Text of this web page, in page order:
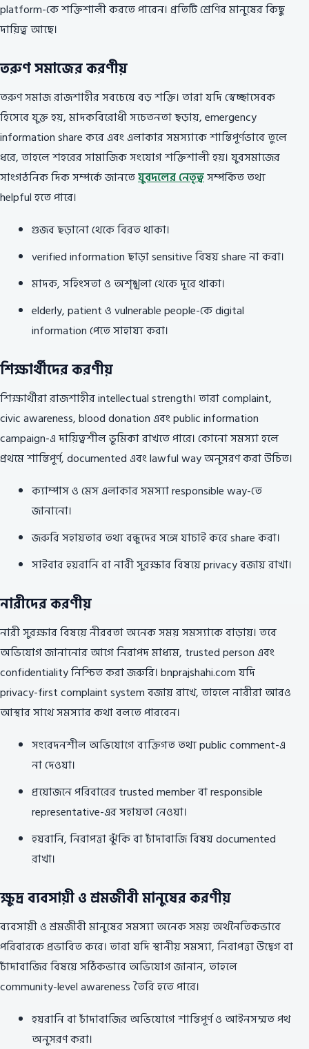
platform-কে শক্তিশালী করতে পারেন। প্রতিটি শ্রেণির মানুষের কিছু
দায়িত্ব আছে।
তরুণ সমাজের করণীয়
তরুণ সমাজ রাজশাহীর সবচেয়ে বড় শক্তি। তারা যদি স্বেচ্ছাসেবক
হিসেবে যুক্ত হয়, মাদকবিরোধী সচেতনতা ছড়ায়, emergency
information share করে এবং এলাকার সমস্যাকে শান্তিপূর্ণভাবে তুলে
ধরে, তাহলে শহরের সামাজিক সংযোগ শক্তিশালী হয়। যুবসমাজের
সাংগঠনিক দিক সম্পর্কে জানতেযুবদলের নেতৃত্বসম্পর্কিত তথ্য
helpful হতে পারে।
গুজব ছড়ানো থেকে বিরত থাকা।
verified information ছাড়া sensitive বিষয় share না করা।
মাদক, সহিংসতা ও অশৃঙ্খলা থেকে দূরে থাকা।
elderly, patient ও vulnerable people-কে digital
information পেতে সাহায্য করা।
শিক্ষার্থীদের করণীয়
শিক্ষার্থীরা রাজশাহীর intellectual strength। তারা complaint,
civic awareness, blood donation এবং public information
campaign-এ দায়িত্বশীল ভূমিকা রাখতে পারে। কোনো সমস্যা হলে
প্রথমে শান্তিপূর্ণ, documented এবং lawful way অনুসরণ করা উচিত।
ক্যাম্পাস ও মেস এলাকার সমস্যা responsible way-তে
জানানো।
জরুরি সহায়তার তথ্য বন্ধুদের সঙ্গে যাচাই করে share করা।
সাইবার হয়রানি বা নারী সুরক্ষার বিষয়ে privacy বজায় রাখা।
নারীদের করণীয়
নারী সুরক্ষার বিষয়ে নীরবতা অনেক সময় সমস্যাকে বাড়ায়। তবে
অভিযোগ জানানোর আগে নিরাপদ মাধ্যম, trusted person এবং
confidentiality নিশ্চিত করা জরুরি। bnprajshahi.com যদি
privacy-first complaint system বজায় রাখে, তাহলে নারীরা আরও
আস্থার সাথে সমস্যার কথা বলতে পারবেন।
সংবেদনশীল অভিযোগে ব্যক্তিগত তথ্য public comment-এ
না দেওয়া।
প্রয়োজনে পরিবারের trusted member বা responsible
representative-এর সহায়তা নেওয়া।
হয়রানি, নিরাপত্তা ঝুঁকি বা চাঁদাবাজি বিষয় documented
রাখা।
ক্ষুদ্র ব্যবসায়ী ও শ্রমজীবী মানুষের করণীয়
ব্যবসায়ী ও শ্রমজীবী মানুষের সমস্যা অনেক সময় অর্থনৈতিকভাবে
পরিবারকে প্রভাবিত করে। তারা যদি স্থানীয় সমস্যা, নিরাপত্তা উদ্বেগ বা
চাঁদাবাজির বিষয়ে সঠিকভাবে অভিযোগ জানান, তাহলে
community-level awareness তৈরি হতে পারে।
হয়রানি বা চাঁদাবাজির অভিযোগে শান্তিপূর্ণ ও আইনসম্মত পথ
অনুসরণ করা।